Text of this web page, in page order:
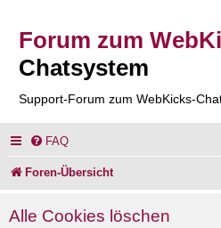
Forum zum
Chatsystem
Support-Forum zum WebKicks-
FAQ
Foren-Übersicht
Alle Cookies löschen